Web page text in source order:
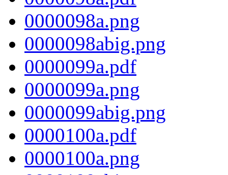
0000098a.png
0000098abig.png
0000099a.pdf
0000099a.png
0000099abig.png
0000100a.pdf
0000100a.png